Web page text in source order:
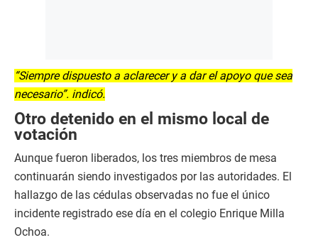
“Siempre dispuesto a aclarecer y a dar el apoyo que sea
necesario”. indicó.
Otro detenido en el mismo local de
votación
Aunque fueron liberados, los tres miembros de mesa
continuarán siendo investigados por las autoridades. El
hallazgo de las cédulas observadas no fue el único
incidente registrado ese día en el colegio Enrique Milla
Ochoa.